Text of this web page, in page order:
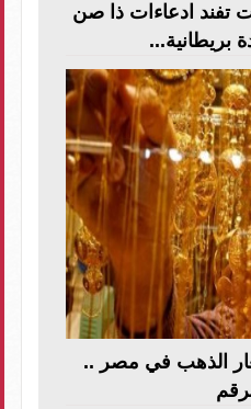
تفند ادعاءات ذا صن
بريطانية...
الذهب في مصر ..